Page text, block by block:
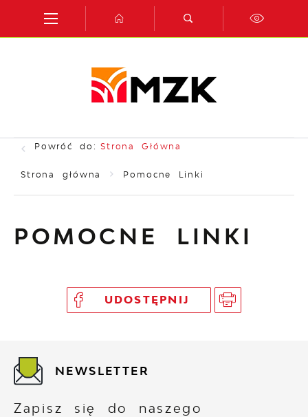
Przejdź do menu.
Przejdź do wyszukiwarki.
Przejdź do treści.
Przejdź do ustawień wielkości czcionki.
Włącz wersję kontrastową strony.
Powróć do: Strona Główna
Strona główna Pomocne Linki
POMOCNE LINKI
UDOSTĘPNIJ
NEWSLETTER
Zapisz się do naszego